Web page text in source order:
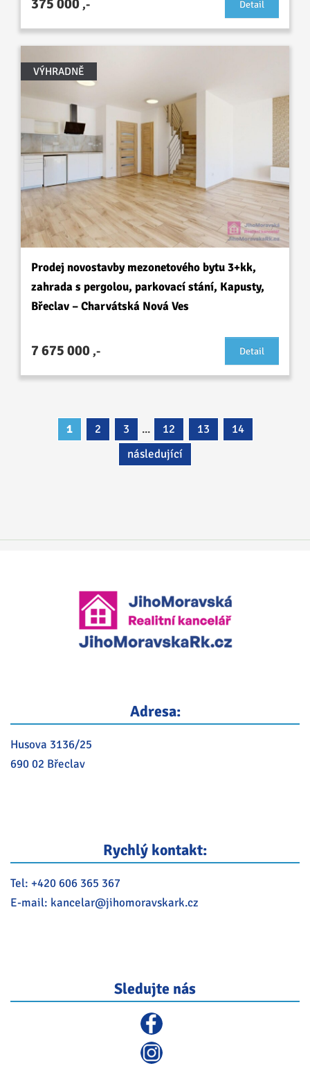
375 000 ,- Detail
VÝHRADNĚ
Prodej novostavby mezonetového bytu 3+kk,
zahrada s pergolou, parkovací stání, Kapusty,
Břeclav – Charvátská Nová Ves
7 675 000 ,- Detail
1 2 3 ... 12 13
14
následující
Adresa:
Husova 3136/25
690 02 Břeclav
Rychlý kontakt:
Tel: +420 606 365 367
E-mail: kancelar@jihomoravskark.cz
Sledujte nás